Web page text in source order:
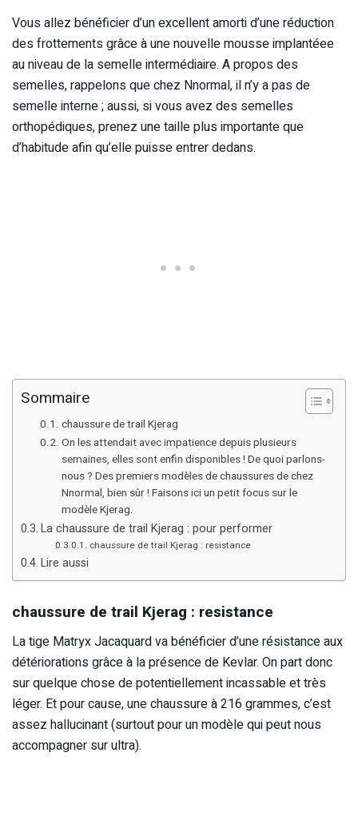
Vous allez bénéficier d’un excellent amorti d’une réduction
des frottements grâce à une nouvelle mousse implantéee
au niveau de la semelle intermédiaire. A propos des
semelles, rappelons que chez Nnormal, il n’y a pas de
semelle interne ; aussi, si vous avez des semelles
orthopédiques, prenez une taille plus importante que
d’habitude afin qu’elle puisse entrer dedans.
Sommaire
chaussure de trail Kjerag
On les attendait avec impatience depuis plusieurs
semaines, elles sont enfin disponibles ! De quoi parlons-
nous ? Des premiers modèles de chaussures de chez
Nnormal, bien sûr ! Faisons ici un petit focus sur le
modèle Kjerag.
La chaussure de trail Kjerag : pour performer
chaussure de trail Kjerag : resistance
Lire aussi
chaussure de trail Kjerag : resistance
La tige Matryx Jacaquard va bénéficier d’une résistance aux
détériorations grâce à la présence de Kevlar. On part donc
sur quelque chose de potentiellement incassable et très
léger. Et pour cause, une chaussure à 216 grammes, c’est
assez hallucinant (surtout pour un modèle qui peut nous
accompagner sur ultra).